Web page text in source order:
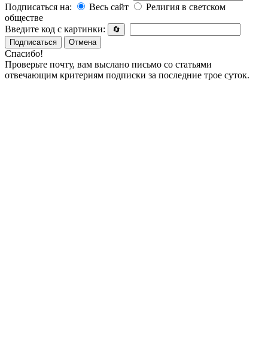
Подписаться на:
Весь сайт
Религия в светском
обществе
Введите код с картинки:
🔄
Подписаться
Отмена
Спасибо!
Проверьте почту, вам выслано письмо со статьями
отвечающим критериям подписки за последние трое суток.